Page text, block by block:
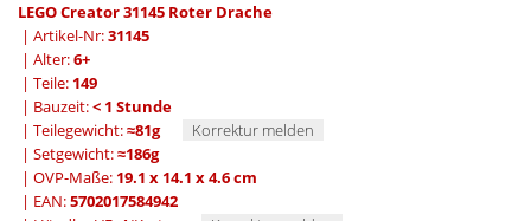
LEGO Creator 31145 Roter Drache
| Artikel-Nr:31145
| Alter:6+
| Teile: 149
| Bauzeit:< 1 Stunde
| Teilegewicht:≈81g
Korrektur melden
| Setgewicht:≈186g
| OVP-Maße: 19.1 x 14.1 x 4.6 cm
| EAN:5702017584942